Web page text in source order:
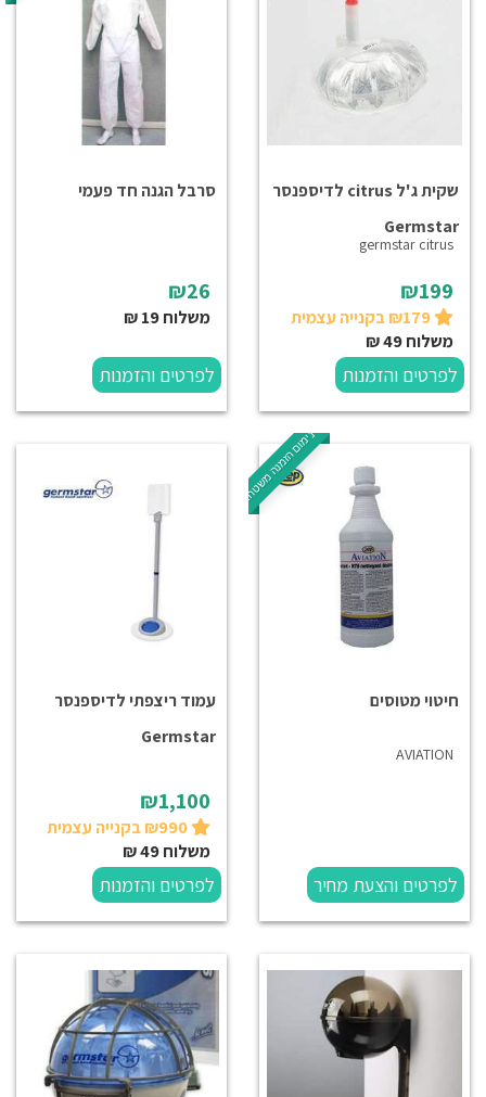
שקית ג'ל citrus לדיספנסר
Germstar
germstar citrus
₪199
משלוח 49 ₪
לפרטים והזמנות
סרבל הגנה חד פעמי
₪26
משלוח 19 ₪
לפרטים והזמנות
מינימום הזמנה משטח!
חיטוי מטוסים
AVIATION
לפרטים והצעת מחיר
עמוד ריצפתי לדיספנסר
Germstar
₪1,100
משלוח 49 ₪
לפרטים והזמנות